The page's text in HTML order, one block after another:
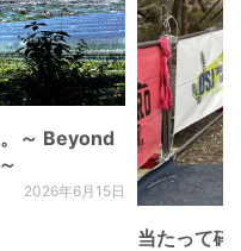
～ Beyond
2026年6月15日
当たって砕